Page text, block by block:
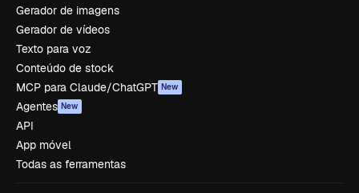
Gerador de imagens
Gerador de vídeos
Texto para voz
Conteúdo de stock
MCP para Claude/ChatGPT New
Agentes New
API
App móvel
Todas as ferramentas